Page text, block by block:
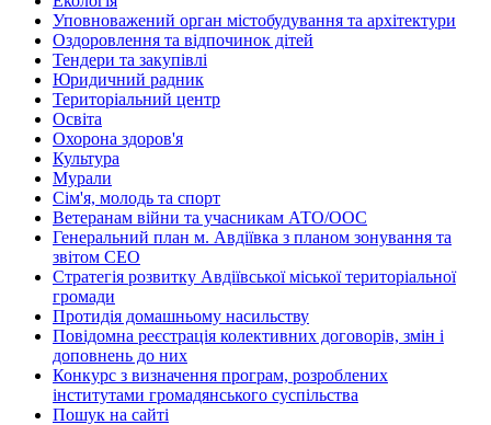
Уповноважений орган містобудування та архітектури
Оздоровлення та відпочинок дітей
Тендери та закупівлі
Юридичний радник
Територіальний центр
Освіта
Охорона здоров'я
Культура
Мурали
Сім'я, молодь та спорт
Ветеранам війни та учасникам АТО/ООС
Генеральний план м. Авдіївка з планом зонування та
звітом СЕО
Стратегія розвитку Авдіївської міської територіальної
громади
Протидія домашньому насильству
Повідомна реєстрація колективних договорів, змін і
доповнень до них
Конкурс з визначення програм, розроблених
інститутами громадянського суспільства
Пошук на сайті